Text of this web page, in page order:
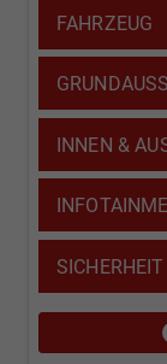
FAHRZEUG
INNEN &